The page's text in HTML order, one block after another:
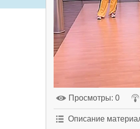
Просмотры: 0
Описание